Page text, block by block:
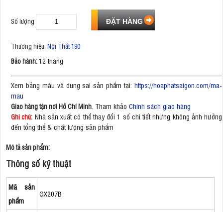
Số lượng
Thương hiệu: Nội Thất 190
Bảo hành:12 tháng
Xem bảng màu và dung sai sản phẩm tại: https://hoaphatsaigon.com/ma-
mau
Giao hàng tận nơi Hồ Chí Minh . Tham khảo Chính sách giao hàng
Ghi chú: Nhà sản xuất có thể thay đổi 1 số chi tiết nhưng không ảnh hưởng
đến tổng thể & chất lượng sản phẩm
Mô tả sản phẩm:
Thông số kỹ thuật
Mã sản
phẩm
GX207B